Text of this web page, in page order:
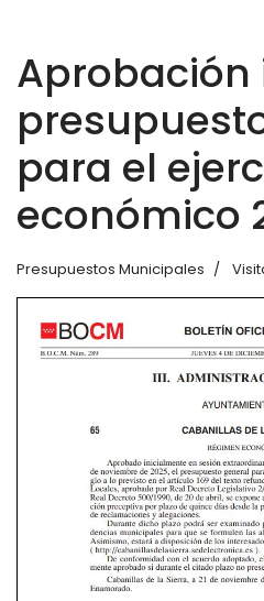
Aprobación
para el
económico
Presupuestos Municipales